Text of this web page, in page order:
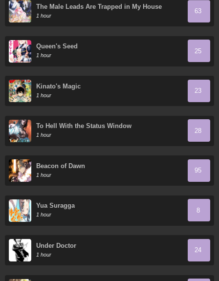
The Male Leads Are Trapped in My House
1 hour
63
Queen's Seed
1 hour
25
Kinato's Magic
1 hour
23
To Hell With the Status Window
1 hour
28
Beacon of Dawn
1 hour
95
Yua Suragga
1 hour
8
Under Doctor
1 hour
24